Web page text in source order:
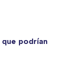
que podrían